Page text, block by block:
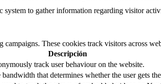
system to gather information regarding visitor
These cookies track visitors across
Descripción
track user behaviour on the website.
that determines whether the user gets